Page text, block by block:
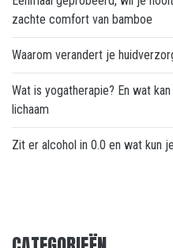
zachte comfort van bamboe
Waarom verandert je
Wat is yogatherapie? En wat
lichaam
Zit er alcohol in 0.0 en wat kun